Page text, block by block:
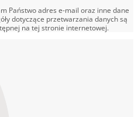
Państwo adres e-mail oraz inne dane
dotyczące przetwarzania danych są
na tej stronie internetowej.